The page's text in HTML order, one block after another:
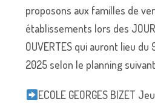
proposons aux familles de
établissements lors des
OUVERTES qui auront lieu du
2025 selon le planning
ECOLE GEORGES BIZET